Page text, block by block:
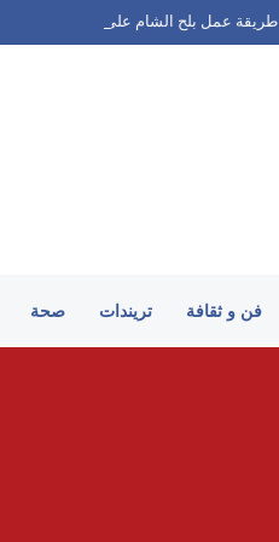
طريقة عمل بلح الشام على الطريقة السورية
فن و ثقافة تريندات صحة